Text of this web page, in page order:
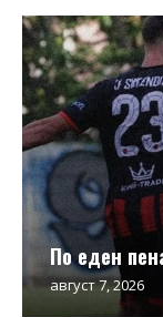
По еден
август 7, 2026